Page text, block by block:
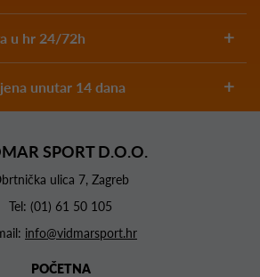
u hr 24/72h
unutar 14 dana
SPORT D.O.O.
ulica 7, Zagreb
Tel: (01) 61 50 105
info@vidmarsport.hr
POČETNA